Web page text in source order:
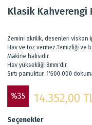
Klasik Kahverengi
Zemini akrilik, desenleri viskon
Hav ve toz vermez.Temizliği ve
Makine halısıdır.
Hav yüksekliği 8mm'dir.
Sırtı pamuktur, 1'600.000
%35 14.352,00
Seçenekler